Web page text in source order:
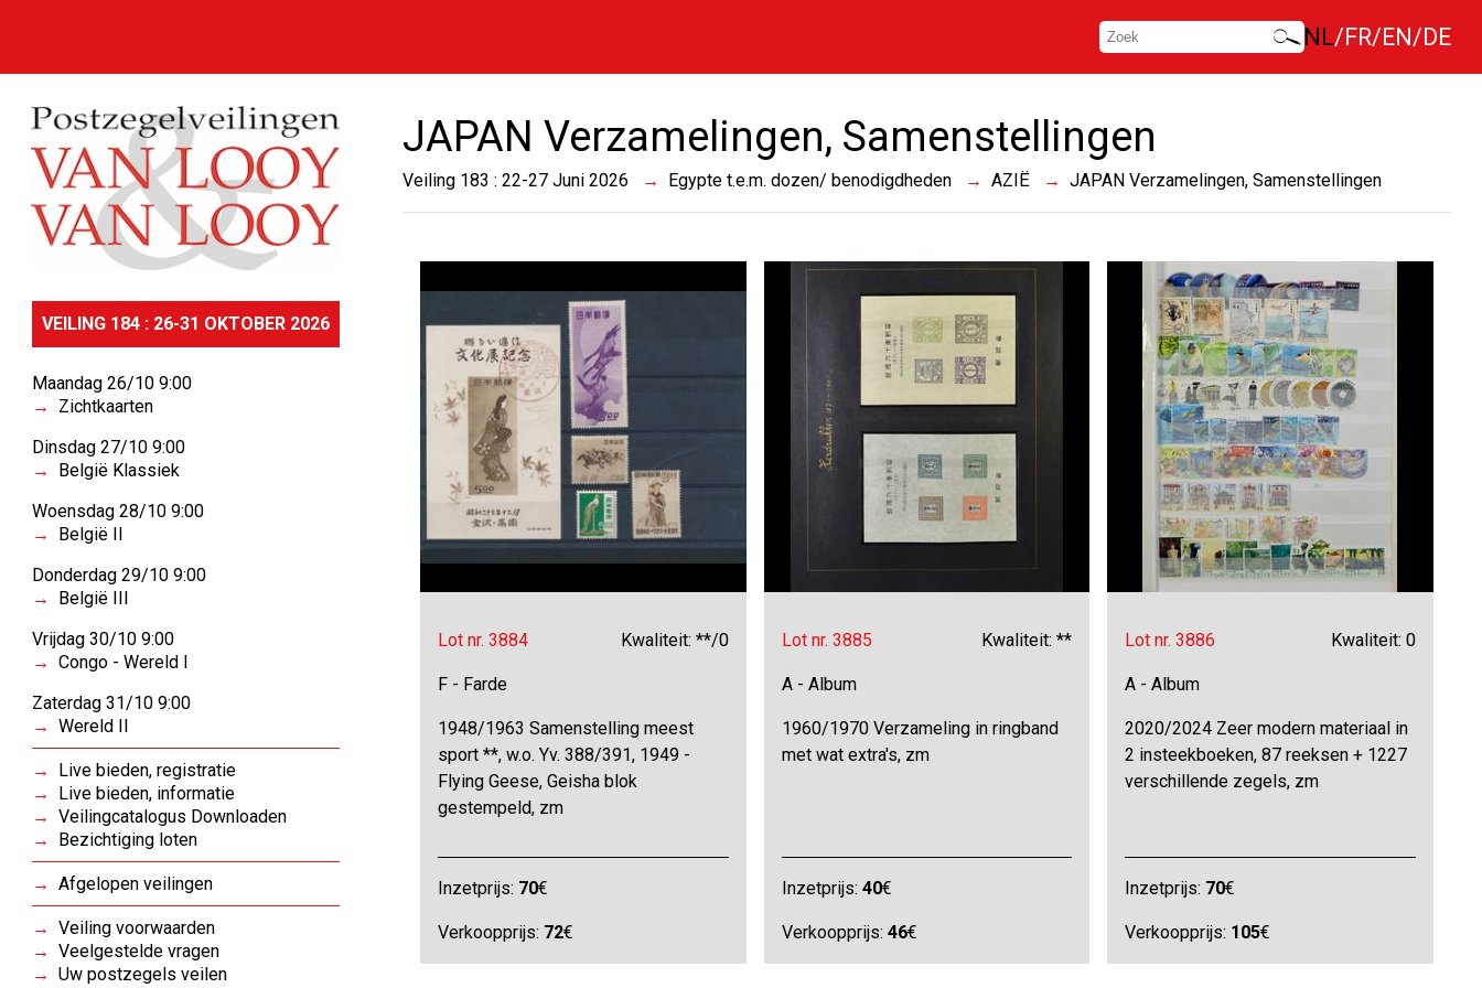
NL FR EN DE
VEILING 184 : 26-31 OKTOBER 2026
Maandag 26/10 9:00
Zichtkaarten
Dinsdag 27/10 9:00
België Klassiek
Woensdag 28/10 9:00
België II
Donderdag 29/10 9:00
België III
Vrijdag 30/10 9:00
Congo - Wereld I
Zaterdag 31/10 9:00
Wereld II
Live bieden, registratie
Live bieden, informatie
Veilingcatalogus Downloaden
Bezichtiging loten
Afgelopen veilingen
Veiling voorwaarden
Veelgestelde vragen
Uw postzegels veilen
JAPAN Verzamelingen, Samenstellingen
Veiling 183 : 22-27 Juni 2026 Egypte t.e.m. dozen/ benodigdheden AZIË JAPAN Verzamelingen, Samenstellingen
Lot nr. 3884 Kwaliteit: **/0
F - Farde
1948/1963 Samenstelling meest
sport **, w.o. Yv. 388/391, 1949 -
Flying Geese, Geisha blok
gestempeld, zm
Inzetprijs: 70€
Verkoopprijs: 72€
Lot nr. 3885 Kwaliteit: **
A - Album
1960/1970 Verzameling in ringband
met wat extra's, zm
Inzetprijs: 40€
Verkoopprijs: 46€
Lot nr. 3886 Kwaliteit: 0
A - Album
2020/2024 Zeer modern materiaal in
2 insteekboeken, 87 reeksen + 1227
verschillende zegels, zm
Inzetprijs: 70€
Verkoopprijs: 105€